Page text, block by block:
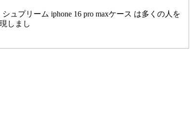
ュプリーム iphone 16 pro maxケース は多くの人を
しまし